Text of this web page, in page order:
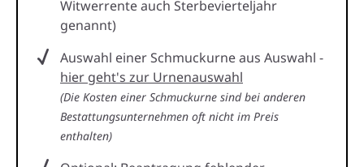
Witwerrente auch Sterbevierteljahr
genannt)
Auswahl einer Schmuckurne aus Auswahl -
hier geht's zur Urnenauswahl
(Die Kosten einer Schmuckurne sind bei anderen
Bestattungsunternehmen oft nicht im Preis
enthalten)